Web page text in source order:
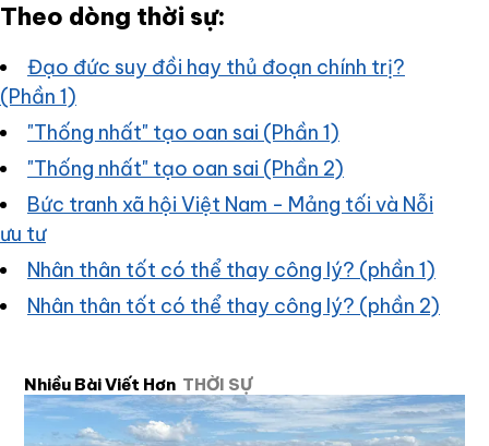
Theo dòng thời sự:
Đạo đức suy đồi hay thủ đoạn chính trị?
(Phần 1)
"Thống nhất" tạo oan sai (Phần 1)
"Thống nhất" tạo oan sai (Phần 2)
Bức tranh xã hội Việt Nam - Mảng tối và Nỗi
ưu tư
Nhân thân tốt có thể thay công lý? (phần 1)
Nhân thân tốt có thể thay công lý? (phần 2)
Nhiều Bài Viết Hơn THỜI SỰ